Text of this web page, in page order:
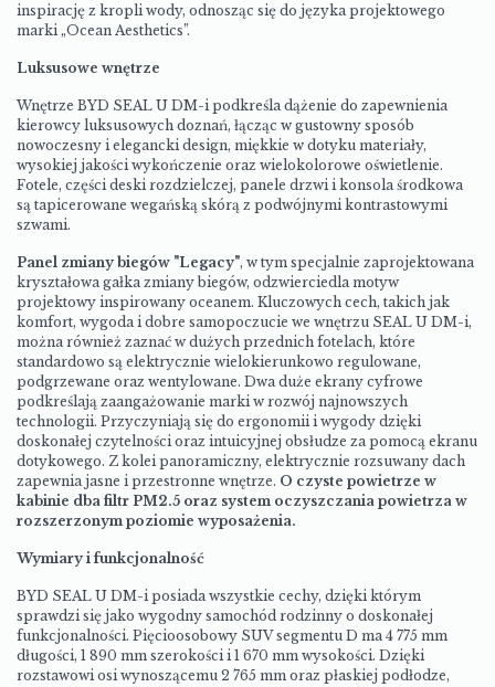
inspirację z kropli wody, odnosząc się do języka projektowego
marki „Ocean Aesthetics”.
Luksusowe wnętrze
Wnętrze BYD SEAL U DM-i podkreśla dążenie do zapewnienia
kierowcy luksusowych doznań, łącząc w gustowny sposób
nowoczesny i elegancki design, miękkie w dotyku materiały,
wysokiej jakości wykończenie oraz wielokolorowe oświetlenie.
Fotele, części deski rozdzielczej, panele drzwi i konsola środkowa
są tapicerowane wegańską skórą z podwójnymi kontrastowymi
szwami.
Panel zmiany biegów "Legacy", w tym specjalnie zaprojektowana
kryształowa gałka zmiany biegów, odzwierciedla motyw
projektowy inspirowany oceanem. Kluczowych cech, takich jak
komfort, wygoda i dobre samopoczucie we wnętrzu SEAL U DM-i,
można również zaznać w dużych przednich fotelach, które
standardowo są elektrycznie wielokierunkowo regulowane,
podgrzewane oraz wentylowane. Dwa duże ekrany cyfrowe
podkreślają zaangażowanie marki w rozwój najnowszych
technologii. Przyczyniają się do ergonomii i wygody dzięki
doskonałej czytelności oraz intuicyjnej obsłudze za pomocą ekranu
dotykowego. Z kolei panoramiczny, elektrycznie rozsuwany dach
zapewnia jasne i przestronne wnętrze. O czyste powietrze w
kabinie dba filtr PM2.5 oraz system oczyszczania powietrza w
rozszerzonym poziomie wyposażenia.
Wymiary i funkcjonalność
BYD SEAL U DM-i posiada wszystkie cechy, dzięki którym
sprawdzi się jako wygodny samochód rodzinny o doskonałej
funkcjonalności. Pięcioosobowy SUV segmentu D ma 4 775 mm
długości, 1 890 mm szerokości i 1 670 mm wysokości. Dzięki
rozstawowi osi wynoszącemu 2 765 mm oraz płaskiej podłodze,